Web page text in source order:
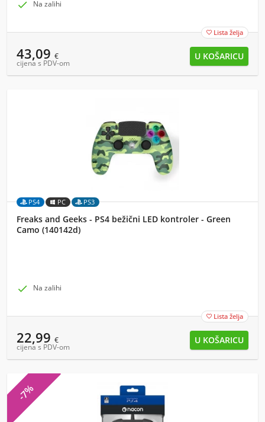
 Na zalihi
 Lista želja
43,09 €
cijena s PDV-om
PS4 PC PS3
Freaks and Geeks - PS4 bežični LED kontroler - Green
Camo (140142d)
 Na zalihi
 Lista želja
22,99 €
cijena s PDV-om
-7%